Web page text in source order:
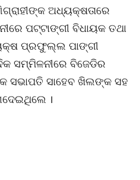
ଅଧ୍ୟକ୍ଷତାରେ
ପଟ୍ଟାଙ୍ଗୀ ବିଧାୟକ ତଥା
ପ୍ରଫୁଲ୍ଲ ପାଙ୍ଗୀ
ସମ୍ମିଳନୀରେ ବିଜେଡିର
ସଭାପତି ସାହେବ ଖିଲଙ୍କ ସହ
।